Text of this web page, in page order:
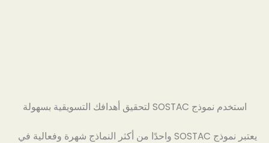
استخدم نموذج SOSTAC لتحقيق أهدافك التسويقية بسهولة
يعتبر نموذج SOSTAC واحدًا من أكثر النماذج شهرة وفعالية في